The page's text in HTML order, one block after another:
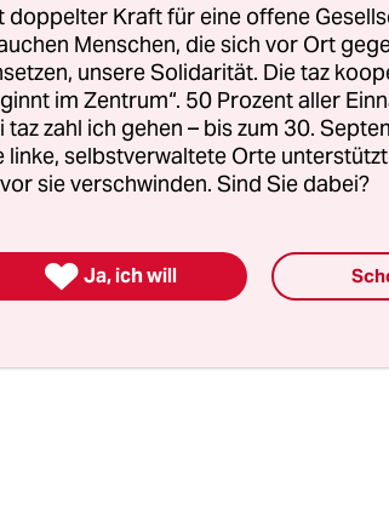
die „Hondius“ mit rund 180
Luxuskreuzfahrtschiff der
Eis zu brechen. Diese Fahrt unter
überwiegend älteren
auf entlegene Inseln im
der
doppelter Kraft für eine offene
Menschen, die sich vor Ort
unsere Solidarität. Die taz
im Zentrum“. 50 Prozent aller
taz zahl ich gehen – bis zum 30.
linke, selbstverwaltete Orte
sie verschwinden. Sind Sie dabei?
 Ja, ich will